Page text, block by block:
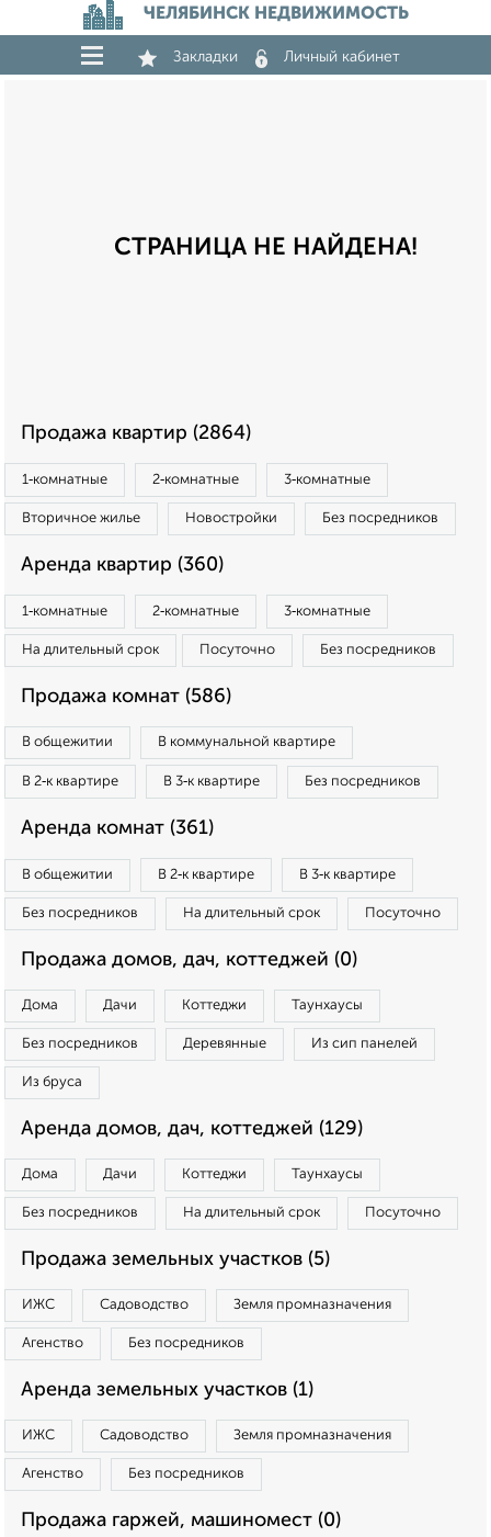
ЧЕЛЯБИНСК НЕДВИЖИМОСТЬ
Закладки Личный кабинет
СТРАНИЦА НЕ НАЙДЕНА!
Продажа квартир (2864)
1‑комнатные 2‑комнатные 3‑комнатные
Вторичное жилье Новостройки Без посредников
Аренда квартир (360)
1‑комнатные 2‑комнатные 3‑комнатные
На длительный срок Посуточно Без посредников
Продажа комнат (586)
В общежитии В коммунальной квартире
В 2‑к квартире В 3‑к квартире Без посредников
Аренда комнат (361)
В общежитии В 2‑к квартире В 3‑к квартире
Без посредников На длительный срок Посуточно
Продажа домов, дач, коттеджей (0)
Дома Дачи Коттеджи Таунхаусы
Без посредников Деревянные Из сип панелей
Из бруса
Аренда домов, дач, коттеджей (129)
Дома Дачи Коттеджи Таунхаусы
Без посредников На длительный срок Посуточно
Продажа земельных участков (5)
ИЖС Садоводство Земля промназначения
Агенство Без посредников
Аренда земельных участков (1)
ИЖС Садоводство Земля промназначения
Агенство Без посредников
Продажа гаржей, машиномест (0)